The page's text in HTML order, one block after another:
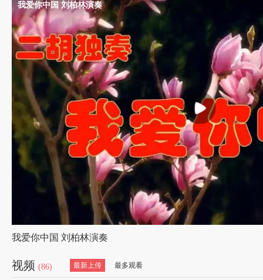
自
媒
体
出
品
人
我爱你中国 刘柏林演奏
我爱你中国 刘柏林演奏
视频 (86) 最新上传 最多观看